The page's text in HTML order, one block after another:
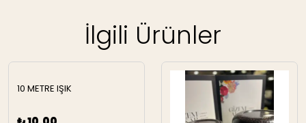
İlgili Ürünler
10 METRE IŞIK